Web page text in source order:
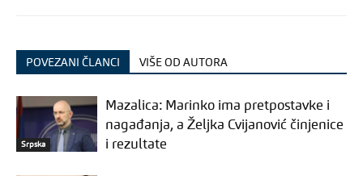
POVEZANI ČLANCI VIŠE OD AUTORA
Srpska
Mazalica: Marinko ima pretpostavke i
nagađanja, a Željka Cvijanović činjenice
i rezultate